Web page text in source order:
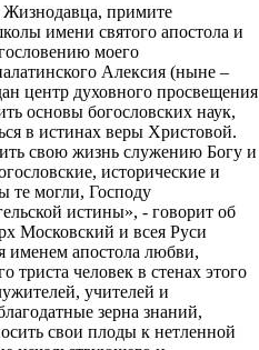
примите
имени святого апостола и
моего
Алексия (ныне –
центр духовного просвещения
основы богословских наук,
в истинах веры Христовой.
свою жизнь служению Богу и
исторические и
те могли, Господу
истины», - говорит об
Московский и всея Руси
именем апостола любви,
человек в стенах этого
учителей и
зерна знаний,
свои плоды к нетленной